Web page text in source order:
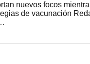
nuevos focos
de vacunación